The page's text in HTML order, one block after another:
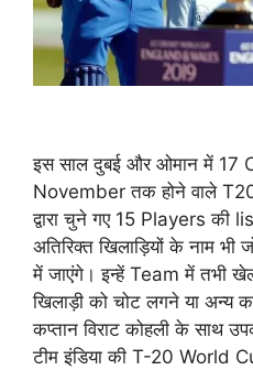
इस साल दुबई और ओमान में 17
November तक होने वाले
द्वारा चुने गए 15 Players की
अतिरिक्त खिलाड़ियों के नाम भी
में जाएंगे। इन्हें Team में तभी
खिलाड़ी को चोट लगने या अन्य
कप्तान विराट कोहली के साथ
टीम इंडिया की T-20 World